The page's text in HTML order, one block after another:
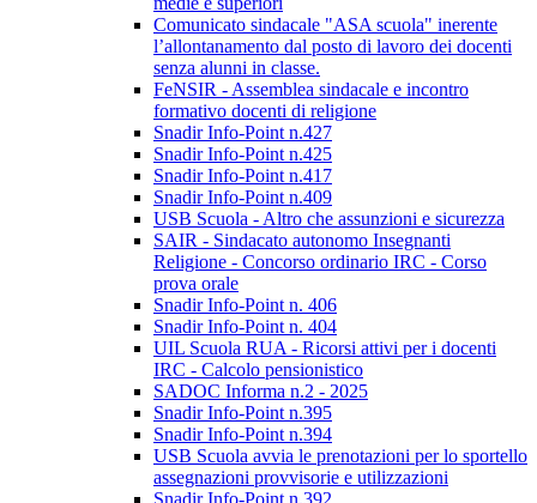
Comunicato sindacale "ASA scuola" inerente
l’allontanamento dal posto di lavoro dei docenti
senza alunni in classe.
FeNSIR - Assemblea sindacale e incontro
formativo docenti di religione
Snadir Info-Point n.427
Snadir Info-Point n.425
Snadir Info-Point n.417
Snadir Info-Point n.409
USB Scuola - Altro che assunzioni e sicurezza
SAIR - Sindacato autonomo Insegnanti
Religione - Concorso ordinario IRC - Corso
prova orale
Snadir Info-Point n. 406
Snadir Info-Point n. 404
UIL Scuola RUA - Ricorsi attivi per i docenti
IRC - Calcolo pensionistico
SADOC Informa n.2 - 2025
Snadir Info-Point n.395
Snadir Info-Point n.394
USB Scuola avvia le prenotazioni per lo sportello
assegnazioni provvisorie e utilizzazioni